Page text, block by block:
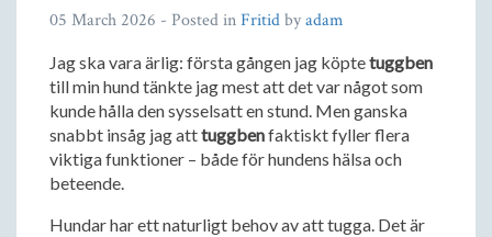
05 March 2026 - Posted inFritidbyadam
Jag ska vara ärlig: första gången jag köptetuggben
till min hund tänkte jag mest att det var något som
kunde hålla den sysselsatt en stund. Men ganska
snabbt insåg jag atttuggbenfaktiskt fyller flera
viktiga funktioner – både för hundens hälsa och
beteende.
Hundar har ett naturligt behov av att tugga. Det är